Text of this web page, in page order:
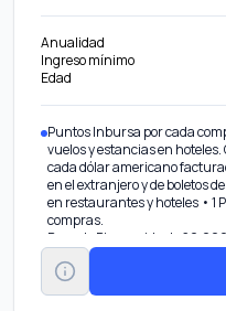
Anualidad
Ingreso mínimo
Edad
Puntos Inbursa por cada
vuelos y estancias en
cada dólar americano
en el extranjero y de boletos
en restaurantes y hoteles • 1
compras.
Bono de Bienvenida de
3 y 6 Meses sin Intereses en
avión y hoteles.
Meses sin Intereses en